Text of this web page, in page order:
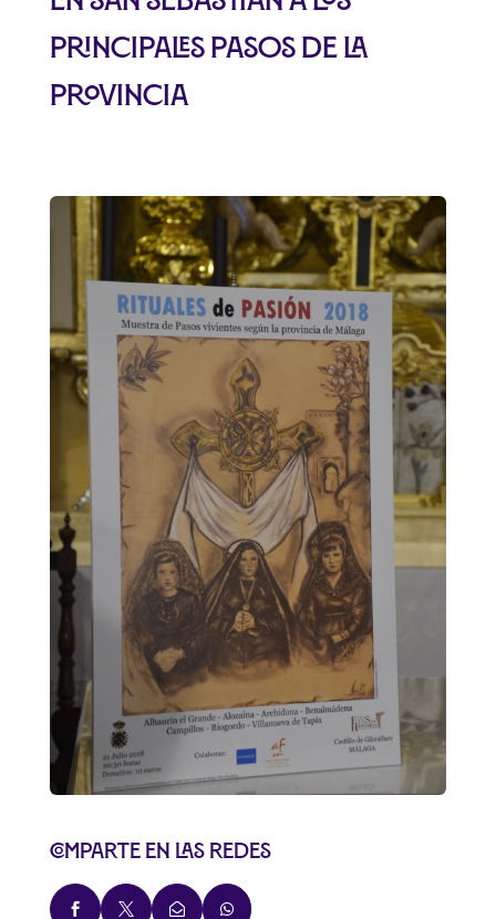
principales Pasos de la
provincia
Comparte en las redes
   